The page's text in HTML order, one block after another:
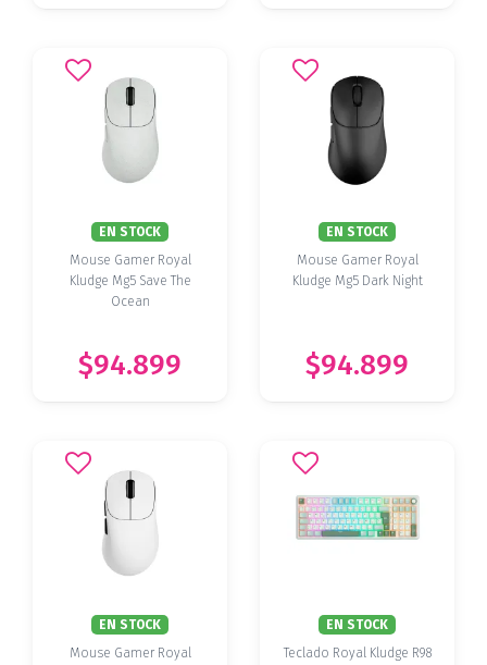
EN STOCK
Mouse Gamer Royal
Kludge Mg5 Save The
Ocean
$94.899
EN STOCK
Mouse Gamer Royal
Kludge Mg5 Dark Night
$94.899
EN STOCK
Mouse Gamer Royal
EN STOCK
Teclado Royal Kludge R98